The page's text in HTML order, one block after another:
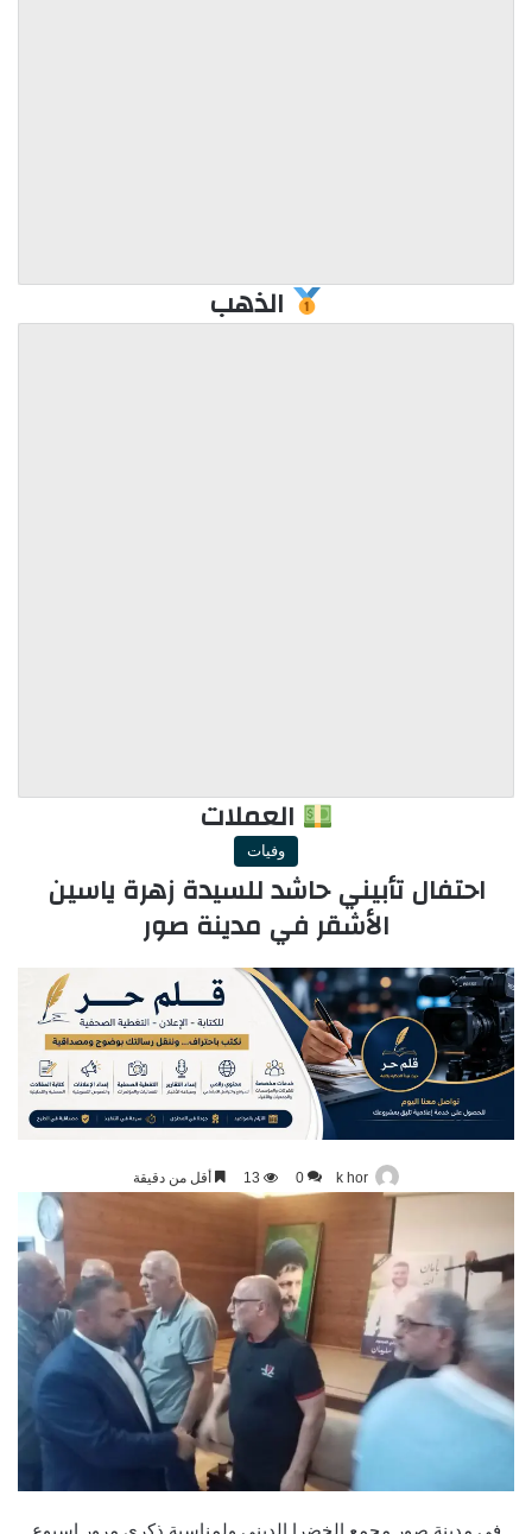
الذهب
العملات
وفيات
احتفال تأبيني حاشد للسيدة زهرة ياسين
الأشقر في مدينة صور
k hor
0
13 أقل من دقيقة